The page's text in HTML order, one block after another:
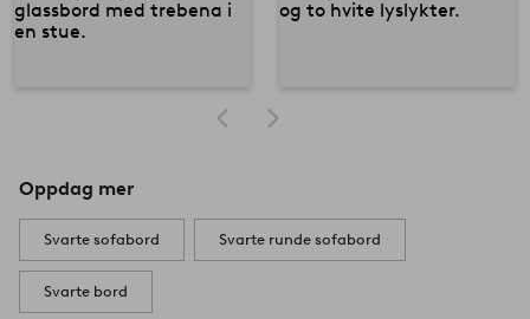
Oppdag mer
Svarte sofabord Svarte runde sofabord
Svarte bord